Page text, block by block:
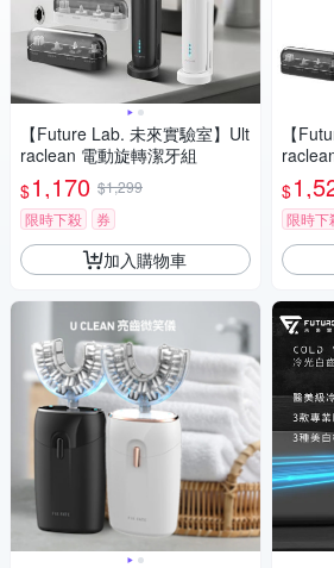
【Future Lab. 未來實驗室】Ult
raclean 電動旋轉潔牙組
$1,170 $1,299
限時下殺
券
加入購物車
【
組)
$
限時下